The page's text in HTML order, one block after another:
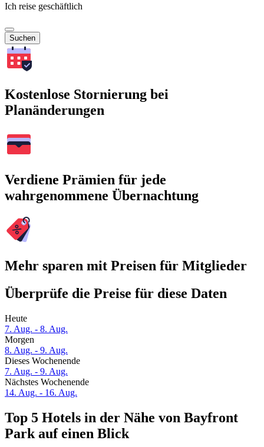
Ich reise geschäftlich
Suchen
Kostenlose Stornierung bei
Planänderungen
Verdiene Prämien für jede
wahrgenommene Übernachtung
Mehr sparen mit Preisen für Mitglieder
Überprüfe die Preise für diese Daten
Heute
7. Aug. - 8. Aug.
Morgen
8. Aug. - 9. Aug.
Dieses Wochenende
7. Aug. - 9. Aug.
Nächstes Wochenende
14. Aug. - 16. Aug.
Top 5 Hotels in der Nähe von Bayfront
Park auf einen Blick